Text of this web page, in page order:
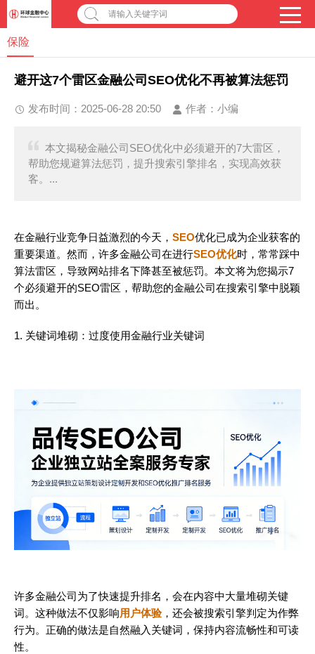
请输入关键字词
保险
避开这7个雷区金融公司SEO优化不再被算法惩罚
发布时间：2025-06-28 20:50 作者： 小编
本文揭秘金融公司SEO优化中必须避开的7大雷区，
帮助您规避算法惩罚，提升搜索引擎排名，实现高效获
客。...
在金融行业竞争日益激烈的今天， SEO优化已成为企业获客的
重要渠道。然而，许多金融公司在进行SEO优化时，常常踩中
算法雷区，导致网站排名下降甚至被惩罚。本文将为您揭示7
个必须避开的SEO雷区，帮助您的金融公司在搜索引擎中脱颖
而出。
1. 关键词堆砌：过度使用金融行业关键词
许多金融公司为了快速提升排名，会在内容中大量堆砌关键
词。这种做法不仅影响用户体验，还会被搜索引擎判定为作弊
行为。正确的做法是自然融入关键词，保持内容流畅性和可读
性。